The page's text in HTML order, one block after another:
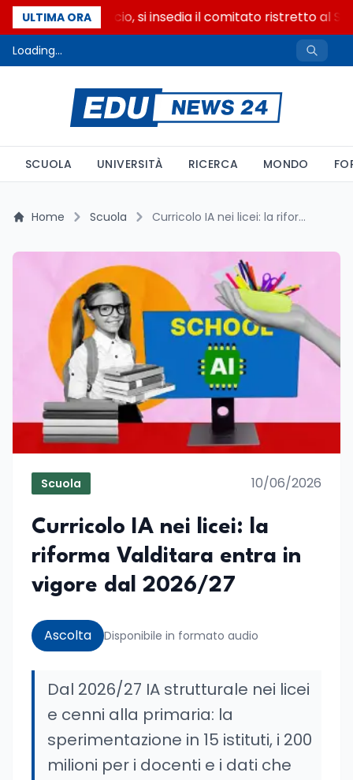
ULTIMA ORA
Riforma del calcio, si insedia il comitato ristretto al
Loading...
SCUOLA UNIVERSITÀ RICERCA MONDO
Home Scuola Curricolo IA nei licei: la riforma Valditara entra in vigore dal 2026/27
Scuola 10/06/2026
Curricolo IA nei licei: la
riforma Valditara entra in
vigore dal 2026/27
Ascolta Disponibile in formato audio
Dal 2026/27 IA strutturale nei licei
e cenni alla primaria: la
sperimentazione in 15 istituti, i 200
milioni per i docenti e i dati che